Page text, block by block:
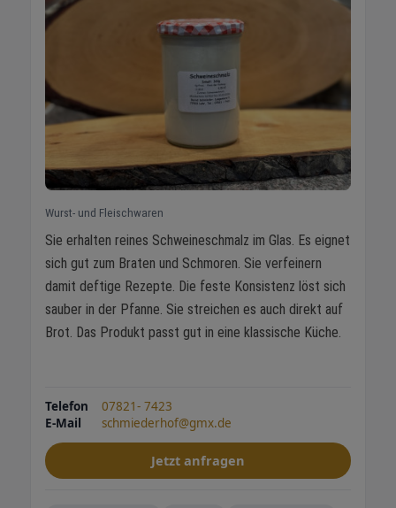
Wurst- und Fleischwaren
Sie erhalten reines Schweineschmalz im Glas. Es eignet
sich gut zum Braten und Schmoren. Sie verfeinern
damit deftige Rezepte. Die feste Konsistenz löst sich
sauber in der Pfanne. Sie streichen es auch direkt auf
Brot. Das Produkt passt gut in eine klassische Küche.
Telefon
07821- 7423
E-Mail
schmiederhof@gmx.de
Jetzt anfragen